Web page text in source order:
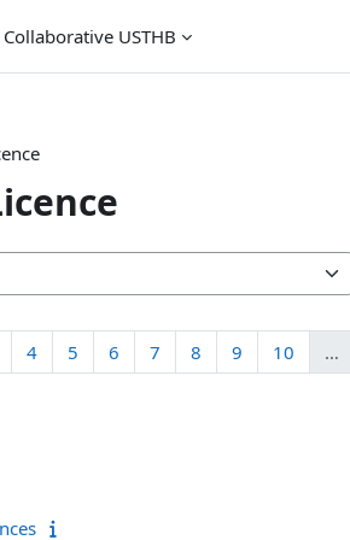
USTHB
3
4Page 4
5Page 5
6Page 6
7Page 7
8Page 8
9Page 9
10Page 10
…